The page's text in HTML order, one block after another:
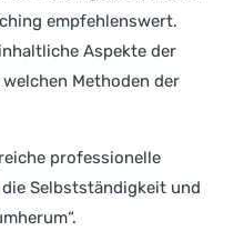
empfehlenswert.
Aspekte der
Methoden der
professionelle
Selbstständigkeit und